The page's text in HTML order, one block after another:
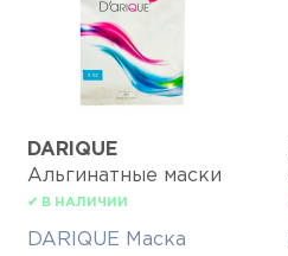
DARIQUE
Альгинатные маски
✔ В НАЛИЧИИ
DARIQUE Маска